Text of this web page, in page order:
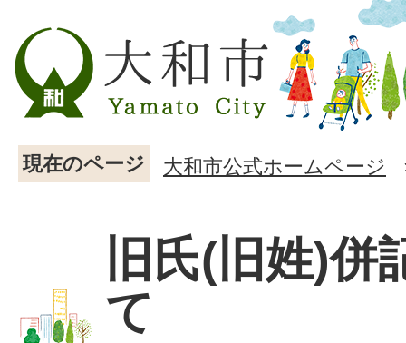
現在のページ 大和市公式ホームページ
旧氏(旧姓)併
て